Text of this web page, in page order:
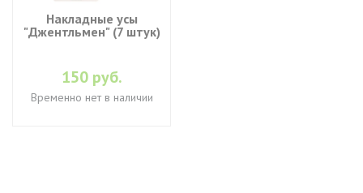
Накладные усы
"Джентльмен" (7 штук)
150 руб.
Временно нет в наличии